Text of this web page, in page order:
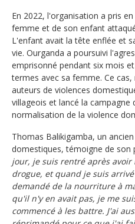
En 2022, l'organisation a pris
femme et de son enfant
L'enfant avait la tête enflée et
vie. Ourganda a poursuivi
emprisonné pendant six mois
termes avec sa femme. Ce
auteurs de violences
villageois et lancé la campagne
normalisation de la violence
Thomas Balikigamba, un
domestiques, témoigne de son
jour, je suis rentré après avoir
drogue, et quand je suis
demandé de la nourriture à
qu'il n'y en avait pas, je me
commencé à les battre. J'ai